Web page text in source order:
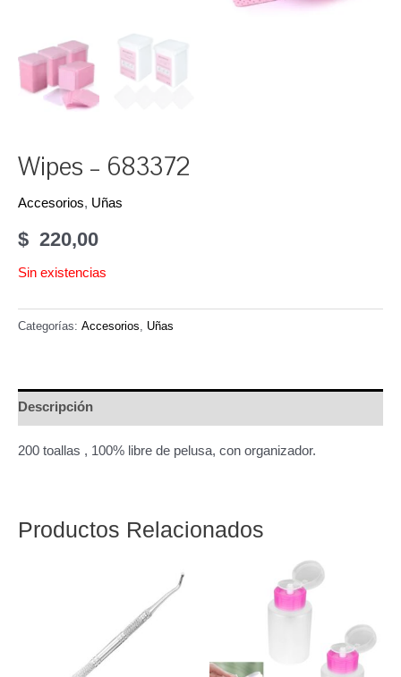
Wipes – 683372
Accesorios, Uñas
$ 220,00
Sin existencias
Categorías: Accesorios Uñas
Descripción
200 toallas , 100% libre de pelusa, con organizador.
Productos Relacionados